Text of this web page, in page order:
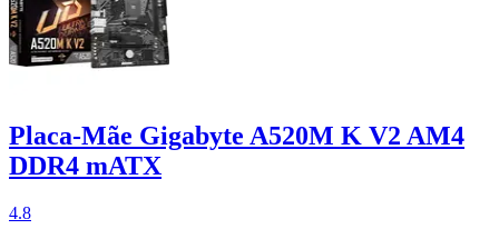
Placa-Mãe Gigabyte A520M K V2 AM4
DDR4 mATX
4.8